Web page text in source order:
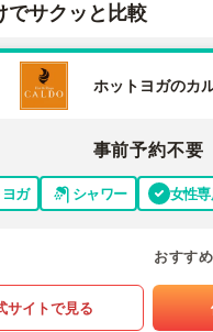
でサクッと比較
ホットヨガのカ
事前予約不要
ガ シャワー 女性
おすす
サイトで見る